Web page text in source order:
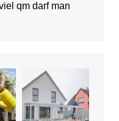
qm darf man